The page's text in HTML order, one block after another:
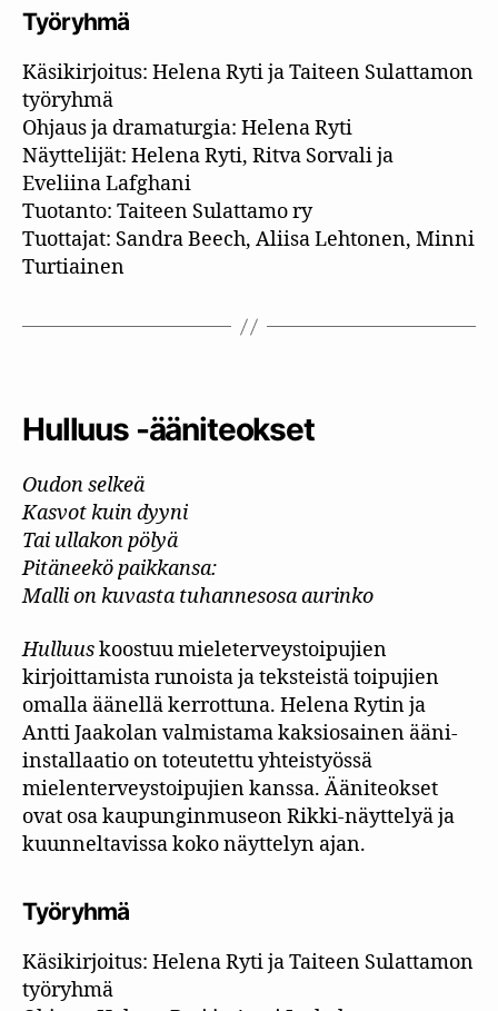
Työryhmä
Käsikirjoitus: Helena Ryti ja Taiteen Sulattamon
työryhmä
Ohjaus ja dramaturgia: Helena Ryti
Näyttelijät: Helena Ryti, Ritva Sorvali ja
Eveliina Lafghani
Tuotanto: Taiteen Sulattamo ry
Tuottajat: Sandra Beech, Aliisa Lehtonen, Minni
Turtiainen
Hulluus -ääniteokset
Oudon selkeä
Kasvot kuin dyyni
Tai ullakon pölyä
Pitäneekö paikkansa:
Malli on kuvasta tuhannesosa aurinko
Hulluuskoostuu mieleterveystoipujien
kirjoittamista runoista ja teksteistä toipujien
omalla äänellä kerrottuna. Helena Rytin ja
Antti Jaakolan valmistama kaksiosainen ääni-
installaatio on toteutettu yhteistyössä
mielenterveystoipujien kanssa. Ääniteokset
ovat osa kaupunginmuseon Rikki-näyttelyä ja
kuunneltavissa koko näyttelyn ajan.
Työryhmä
Käsikirjoitus: Helena Ryti ja Taiteen Sulattamon
työryhmä